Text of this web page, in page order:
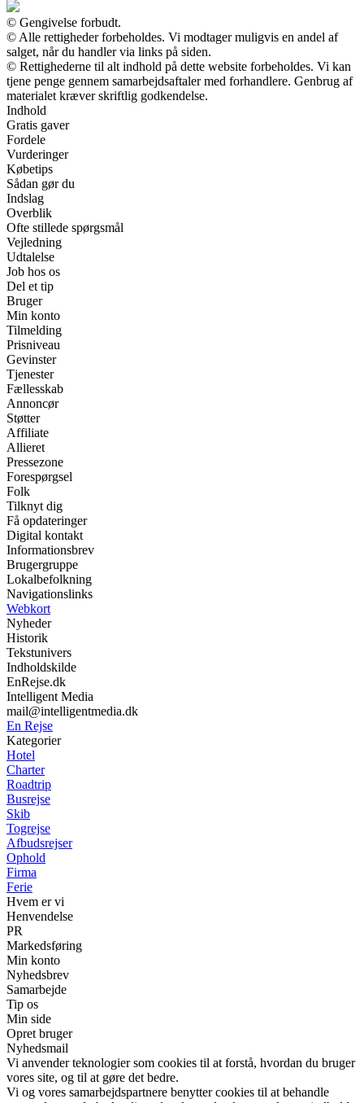
© Gengivelse forbudt.
© Alle rettigheder forbeholdes. Vi modtager muligvis en andel af
salget, når du handler via links på siden.
© Rettighederne til alt indhold på dette website forbeholdes. Vi kan
tjene penge gennem samarbejdsaftaler med forhandlere. Genbrug af
materialet kræver skriftlig godkendelse.
Indhold
Gratis gaver
Fordele
Vurderinger
Købetips
Sådan gør du
Indslag
Overblik
Ofte stillede spørgsmål
Vejledning
Udtalelse
Job hos os
Del et tip
Bruger
Min konto
Tilmelding
Prisniveau
Gevinster
Tjenester
Fællesskab
Annoncør
Støtter
Affiliate
Allieret
Pressezone
Forespørgsel
Folk
Tilknyt dig
Få opdateringer
Digital kontakt
Informationsbrev
Brugergruppe
Lokalbefolkning
Navigationslinks
Webkort
Nyheder
Historik
Tekstunivers
Indholdskilde
EnRejse.dk
Intelligent Media
mail@intelligentmedia.dk
En Rejse
Kategorier
Hotel
Charter
Roadtrip
Busrejse
Skib
Togrejse
Afbudsrejser
Ophold
Firma
Ferie
Hvem er vi
Henvendelse
PR
Markedsføring
Min konto
Nyhedsbrev
Samarbejde
Tip os
Min side
Opret bruger
Nyhedsmail
Vi anvender teknologier som cookies til at forstå, hvordan du bruger
vores site, og til at gøre det bedre.
Vi og vores samarbejdspartnere benytter cookies til at behandle